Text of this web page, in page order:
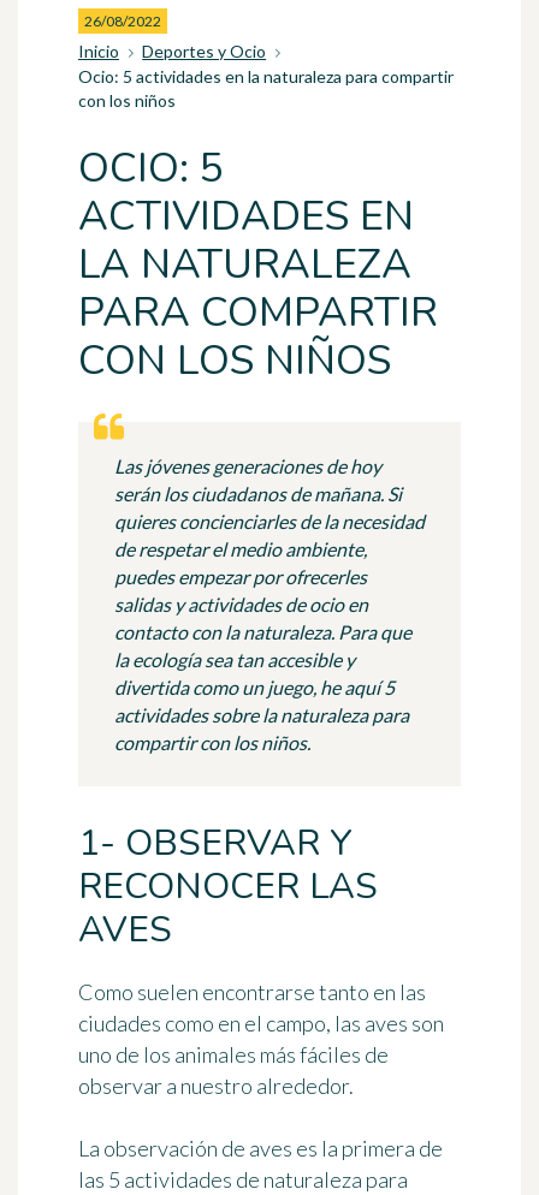
26/08/2022
Inicio
Deportes y Ocio
Ocio: 5 actividades en la naturaleza para compartir
con los niños
OCIO: 5
ACTIVIDADES EN
LA NATURALEZA
PARA COMPARTIR
CON LOS NIÑOS
Las jóvenes generaciones de hoy
serán los ciudadanos de mañana. Si
quieres concienciarles de la necesidad
de respetar el medio ambiente,
puedes empezar por ofrecerles
salidas y actividades de ocio en
contacto con la naturaleza. Para que
la ecología sea tan accesible y
divertida como un juego, he aquí 5
actividades sobre la naturaleza para
compartir con los niños.
1- OBSERVAR Y
RECONOCER LAS
AVES
Como suelen encontrarse tanto en las
ciudades como en el campo, las aves son
uno de los animales más fáciles de
observar a nuestro alrededor.
La observación de aves es la primera de
las 5 actividades de naturaleza para